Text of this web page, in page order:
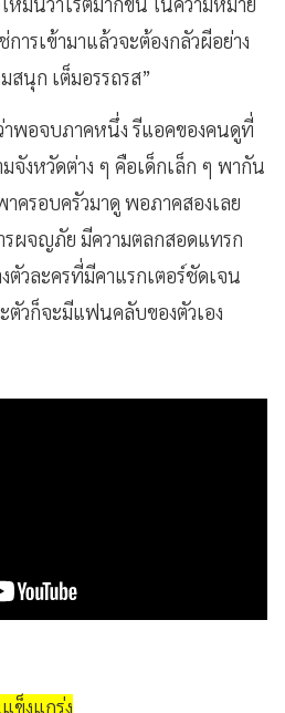
ารเข้ามาแล้วจะต้องกลัวผีอย่าง
สนุก เต็มอรรถรส”
อจบภาคหนึ่ง รีแอคของคนดูที่
จังหวัดต่าง ๆ คือเด็กเล็ก ๆ พากัน
รอบครัวมาดู พอภาคสองเลย
ผจญภัย มีความตลกสอดแทรก
ตัวละครที่มีคาแรกเตอร์ชัดเจน
ตัวก็จะมีแฟนคลับของตัวเอง
ข็งแกร่ง